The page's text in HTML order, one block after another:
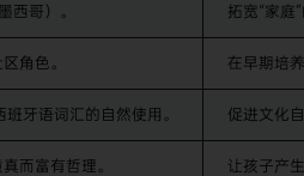
西哥）。 拓宽“家庭
角色。 在早期培
牙语词汇的自然使用。 促进文化
而富有哲理。 让孩子产